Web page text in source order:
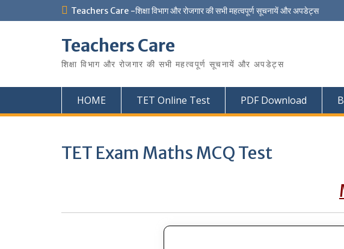
to
Teachers Care -शिक्षा विभाग और रोजगार की सभी महत्वपूर्ण सूचनायें और अपडेट्स
Teachers Care
शिक्षा विभाग और रोजगार की सभी महत्वपूर्ण सूचनायें और अपडेट्स
HOME TET Online Test PDF Download
TET Exam Maths MCQ Test